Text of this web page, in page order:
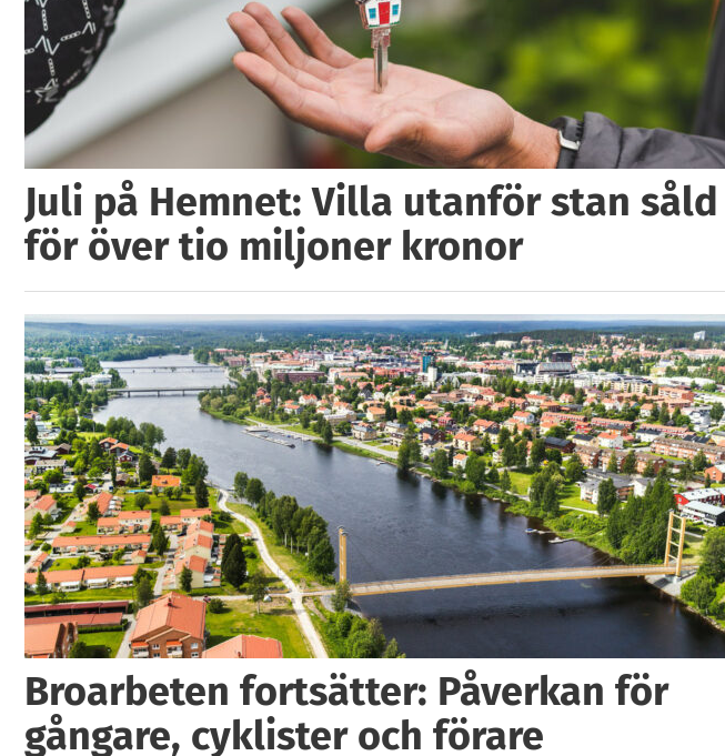
Juli på Hemnet: Villa utanför stan såld
för över tio miljoner kronor
Broarbeten fortsätter: Påverkan för
gångare, cyklister och förare